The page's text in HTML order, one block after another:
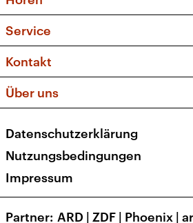
Sendungen und Podcasts
Musikliste
Kakadu – Das
Frequenzen (UKW + DAB+)
Service
FAQ
Apps
Newsletter
Kontakt
Social Media
Über uns
Presse
Karriere
Transparenz
Datenschutzerklärung
Nutzungsbedingungen
Impressum
Partner ARD | ZDF | Phoenix |